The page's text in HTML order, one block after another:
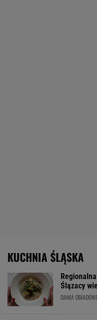
KUCHNIA ŚLĄSKA
Ślązacy
DANIA